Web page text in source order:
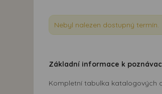
Nebyl nalezen dostupný termín.
Základní informace k
Kompletní tabulka katalogových